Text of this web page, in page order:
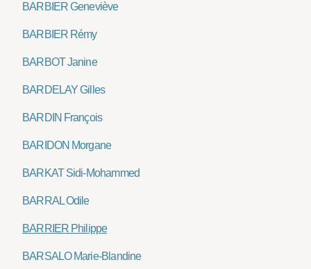
BARBIER Geneviève
BARBIER Rémy
BARBOT Janine
BARDELAY Gilles
BARDIN François
BARIDON Morgane
BARKAT Sidi-Mohammed
BARRAL Odile
BARRIER Philippe
BARSALO Marie-Blandine